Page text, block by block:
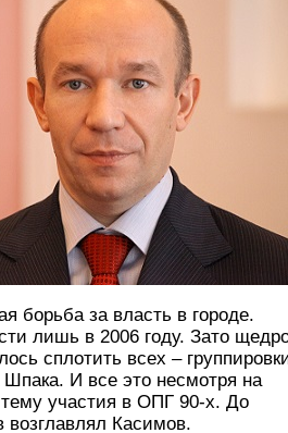
борьба за власть в городе.
лишь в 2006 году. Зато
сплотить всех –
Шпака. И все это несмотря на
участия в ОПГ 90-х. До
возглавлял Касимов.